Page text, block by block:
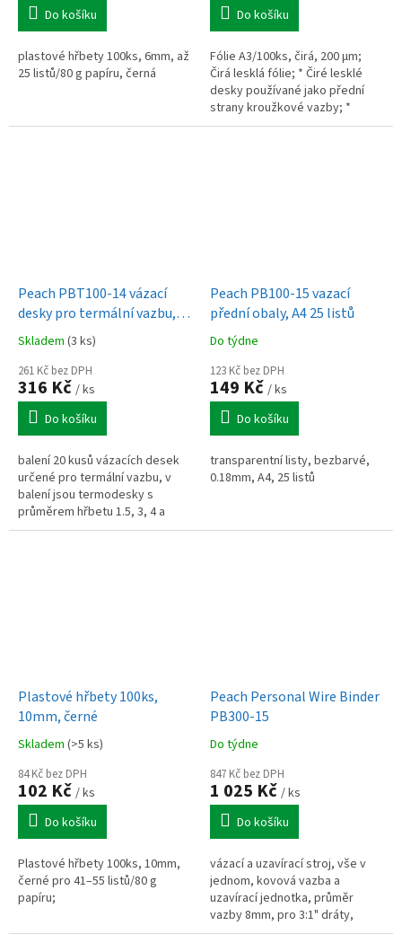
Do košíku
plastové hřbety 100ks, 6mm, až
25 listů/80 g papíru, černá
Do košíku
Fólie A3/100ks, čirá, 200 µm;
Čirá lesklá fólie; * Čiré lesklé
desky používané jako přední
strany kroužkové vazby; *
Formát A3; * Síla folie 200 µm; *
Peach PBT100-14 vázací
desky pro termální vazbu,
kombi balení
Skladem (3 ks)
261 Kč bez DPH
316 Kč / ks
Do košíku
balení 20 kusů vázacích desek
určené pro termální vazbu, v
balení jsou termodesky s
průměrem hřbetu 1.5, 3, 4 a
6mm po 5 kusech
Peach PB100-15 vazací
přední obaly, A4 25 listů
Do týdne
123 Kč bez DPH
149 Kč / ks
Do košíku
transparentní listy, bezbarvé,
0.18mm, A4, 25 listů
Plastové hřbety 100ks,
10mm, černé
Skladem (>5 ks)
84 Kč bez DPH
102 Kč / ks
Do košíku
Plastové hřbety 100ks, 10mm,
černé pro 41–55 listů/80 g
papíru;
Peach Personal Wire Binder
PB300-15
Do týdne
847 Kč bez DPH
1 025 Kč / ks
Do košíku
vázací a uzavírací stroj, vše v
jednom, kovová vazba a
uzavírací jednotka, průměr
vazby 8mm, pro 3:1" dráty,
kapacita děrování 6 listů